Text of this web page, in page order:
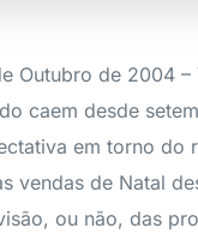
Outubro de 2004 –
caem desde
em torno do
vendas de Natal
ou não, das